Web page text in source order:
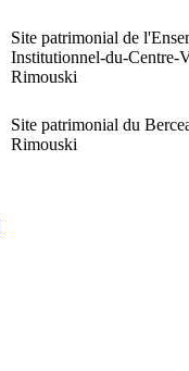
Site patrimonial de
Institutionnel-du-Centre-
Rimouski
Site patrimonial du
Rimouski